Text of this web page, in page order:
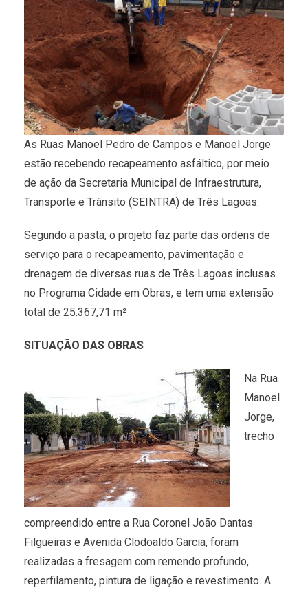
As Ruas Manoel Pedro de Campos e Manoel Jorge
estão recebendo recapeamento asfáltico, por meio
de ação da Secretaria Municipal de Infraestrutura,
Transporte e Trânsito (SEINTRA) de Três Lagoas.
Segundo a pasta, o projeto faz parte das ordens de
serviço para o recapeamento, pavimentação e
drenagem de diversas ruas de Três Lagoas inclusas
no Programa Cidade em Obras, e tem uma extensão
total de 25.367,71 m²
SITUAÇÃO DAS OBRAS
Na Rua
Manoel
Jorge,
trecho
compreendido entre a Rua Coronel João Dantas
Filgueiras e Avenida Clodoaldo Garcia, foram
realizadas a fresagem com remendo profundo,
reperfilamento, pintura de ligação e revestimento. A